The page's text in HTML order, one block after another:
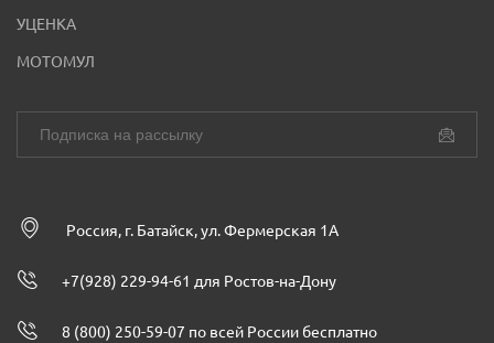
УЦЕНКА
МОТОМУЛ
Россия, г. Батайск, ул. Фермерская 1А
+7(928) 229-94-61 для Ростов-на-Дону
8 (800) 250-59-07 по всей России бесплатно